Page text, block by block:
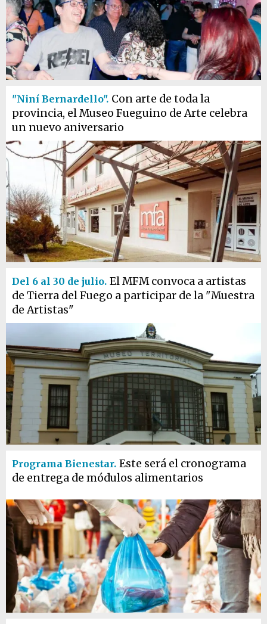
"Niní Bernardello". Con arte de toda la
provincia, el Museo Fueguino de Arte celebra
un nuevo aniversario
Del 6 al 30 de julio. El MFM convoca a artistas
de Tierra del Fuego a participar de la "Muestra
de Artistas"
Programa Bienestar. Este será el cronograma
de entrega de módulos alimentarios